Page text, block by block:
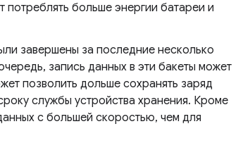
больше энергии батареи и
завершены за последние несколько
запись данных в эти бакеты может
позволить дольше сохранять заряд
службы устройства хранения. Кроме
с большей скоростью, чем для